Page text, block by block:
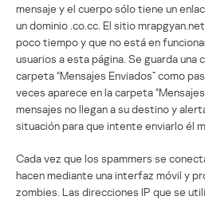
mensaje y el cuerpo sólo tiene un
un dominio .co.cc. El sitio
poco tiempo y que no está en
usuarios a esta página. Se guarda una
carpeta “Mensajes Enviados” como
veces aparece en la carpeta
mensajes no llegan a su destino y
situación para que intente enviarlo él
Cada vez que los spammers se
hacen mediante una interfaz móvil y
zombies. Las direcciones IP que se